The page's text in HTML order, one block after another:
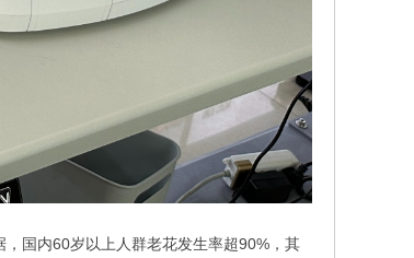
国内60岁以上人群老花发生率超90%，其